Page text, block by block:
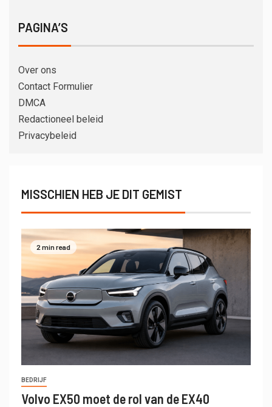
PAGINA’S
Over ons
Contact Formulier
DMCA
Redactioneel beleid
Privacybeleid
MISSCHIEN HEB JE DIT GEMIST
2 min read
BEDRIJF
Volvo EX50 moet de rol van de EX40